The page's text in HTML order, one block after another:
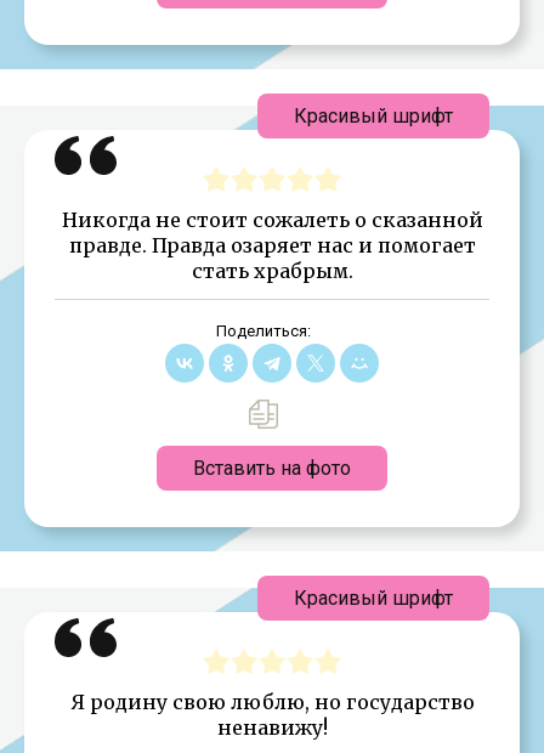
Никогда не стоит сожалеть о сказанной
правде. Правда озаряет нас и помогает
стать храбрым.
Поделиться:
Вставить на фото
Красивый шрифт
Я родину свою люблю, но государство
ненавижу!
Красивый шрифт